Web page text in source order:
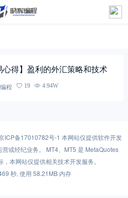
心得】盈利的外汇策略和技术
程 19 4.94W
ICP备17010782号-1 本网站仅提供软件开发
或经纪业务。 MT4、MT5 是 MetaQuotes
本网站仅提供相关技术开发服务。
秒, 使用 58.21MB 内存